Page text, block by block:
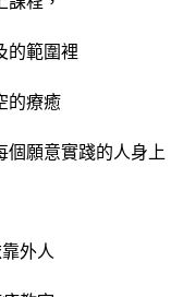
的範圍裡
的療癒
願意實踐的人身上
外人